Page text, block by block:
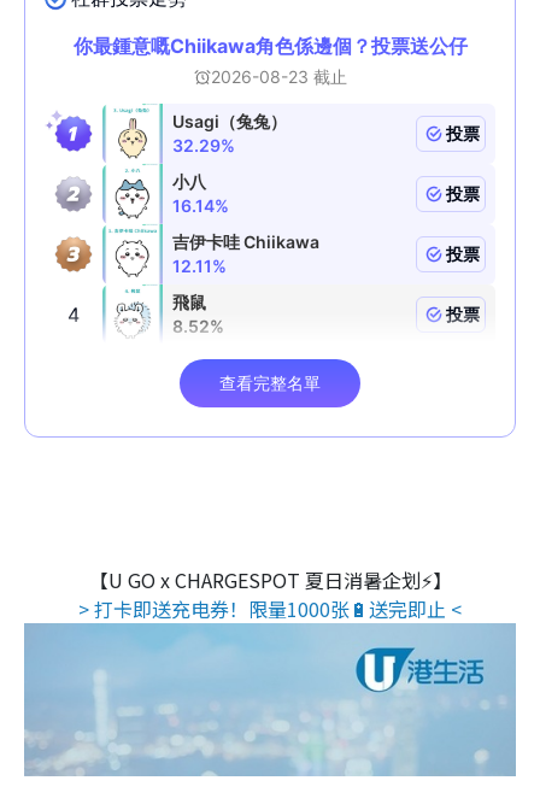
【U GO x CHARGESPOT 夏日消暑企划⚡】
> 打卡即送充电券！限量1000张🔋送完即止 <